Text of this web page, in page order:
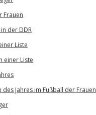
Frauen
der DDR
Liste
einer Liste
Jahres im Fußball der Frauen